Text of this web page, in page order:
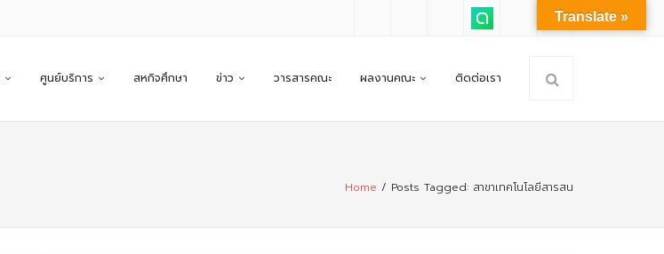
ศูนย์บริการ สหกิจศึกษา ข่าว วารสารคณะ ผลงานคณะ ติดต่อเรา
Home / Posts Tagged: สาขาเทคโนโลยีสารสน
Translate »